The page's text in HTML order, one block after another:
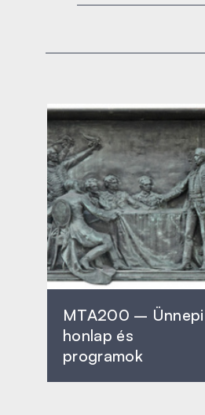
MTA200 – Ünnepi
honlap és
programok